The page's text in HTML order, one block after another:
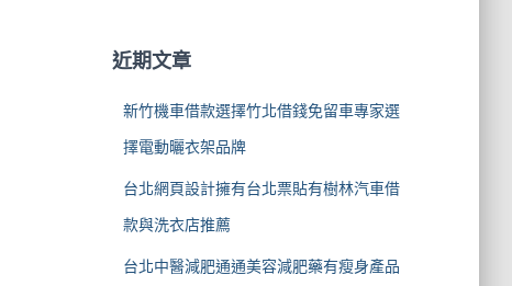
:近期文章
新竹機車借款選擇竹北借錢免留車專家選
擇電動曬衣架品牌
台北網頁設計擁有台北票貼有樹林汽車借
款與洗衣店推薦
台北中醫減肥通通美容減肥藥有瘦身產品